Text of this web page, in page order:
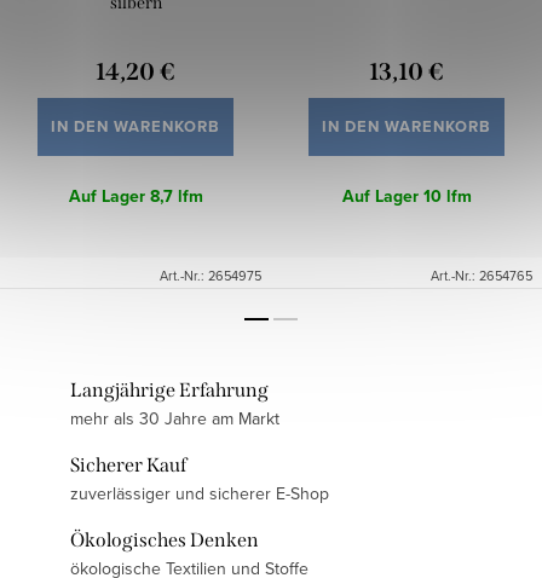
14,20 €
IN DEN WARENKORB
Auf Lager8,7 lfm
Art.-Nr.: 2654975
13,10 €
IN DEN WARENKORB
Auf Lager10 lfm
Art.-Nr.: 2654765
Langjährige Erfahrung
mehr als 30 Jahre am Markt
Sicherer Kauf
zuverlässiger und sicherer E-Shop
Ökologisches Denken
ökologische Textilien und Stoffe